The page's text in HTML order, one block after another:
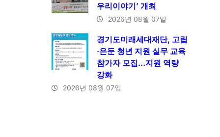
우리이야기’ 개최
2026년 08월 07일
경기도미래세대재단, 고립
·은둔 청년 지원 실무 교육
참가자 모집…지원 역량
강화
2026년 08월 07일